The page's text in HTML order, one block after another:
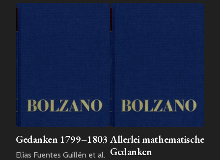
Gedanken 1799–1803
Elías Fuentes Guillén et al.
Allerlei mathematische
Gedanken